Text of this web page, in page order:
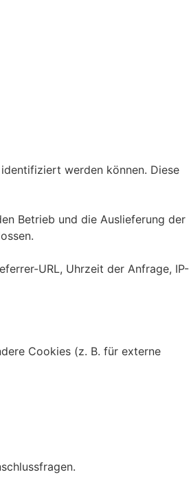
werden können. Diese
Betrieb und die Auslieferung der
URL, Uhrzeit der Anfrage, IP-
Cookies (z. B. für externe